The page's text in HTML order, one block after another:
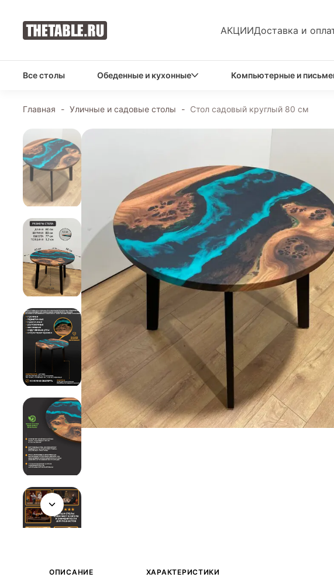
АКЦИИДоставка и
Все столы Обеденные и кухонные Компьютерные и
Главная - Уличные и садовые столы - Стол садовый круглый 80 см
ОПИСАНИЕ ХАРАКТЕРИСТИКИ